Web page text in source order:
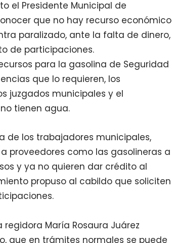
el Presidente Municipal de
que no hay recurso económico
paralizado, ante la falta de dinero,
de participaciones.
para la gasolina de Seguridad
que lo requieren, los
juzgados municipales y el
tienen agua.
de los trabajadores municipales,
proveedores como las gasolineras a
y ya no quieren dar crédito al
propuso al cabildo que soliciten
María Rosaura Juárez
que en trámites normales se puede